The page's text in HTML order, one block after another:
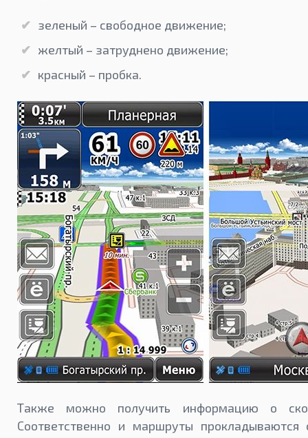
зеленый – свободное движение;
желтый – затруднено движение;
красный – пробка.
Также можно получить информацию о
Соответственно и маршруты прокладываются